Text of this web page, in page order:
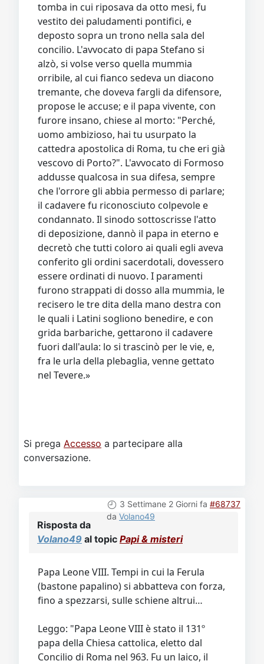
tomba in cui riposava da otto mesi, fu
vestito dei paludamenti pontifici, e
deposto sopra un trono nella sala del
concilio. L'avvocato di papa Stefano si
alzò, si volse verso quella mummia
orribile, al cui fianco sedeva un diacono
tremante, che doveva fargli da difensore,
propose le accuse; e il papa vivente, con
furore insano, chiese al morto: "Perché,
uomo ambizioso, hai tu usurpato la
cattedra apostolica di Roma, tu che eri già
vescovo di Porto?". L'avvocato di Formoso
addusse qualcosa in sua difesa, sempre
che l'orrore gli abbia permesso di parlare;
il cadavere fu riconosciuto colpevole e
condannato. Il sinodo sottoscrisse l'atto
di deposizione, dannò il papa in eterno e
decretò che tutti coloro ai quali egli aveva
conferito gli ordini sacerdotali, dovessero
essere ordinati di nuovo. I paramenti
furono strappati di dosso alla mummia, le
recisero le tre dita della mano destra con
le quali i Latini sogliono benedire, e con
grida barbariche, gettarono il cadavere
fuori dall'aula: lo si trascinò per le vie, e,
fra le urla della plebaglia, venne gettato
nel Tevere.»
Si prega Accesso a partecipare alla
conversazione.
3 Settimane 2 Giorni fa #68737
da Volano49
Risposta da
Volano49 al topic Papi & misteri
Papa Leone VIII. Tempi in cui la Ferula
(bastone papalino) si abbatteva con forza,
fino a spezzarsi, sulle schiene altrui…
Leggo: "Papa Leone VIII è stato il 131º
papa della Chiesa cattolica, eletto dal
Concilio di Roma nel 963. Fu un laico, il